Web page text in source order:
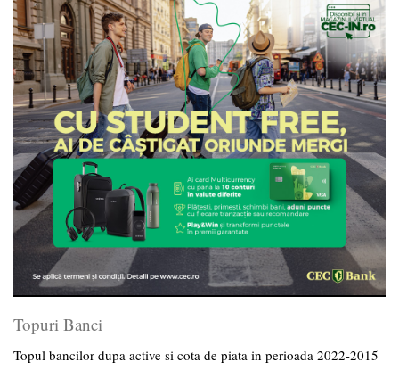
Topuri Banci
Topul bancilor dupa active si cota de piata in perioada 2022-2015